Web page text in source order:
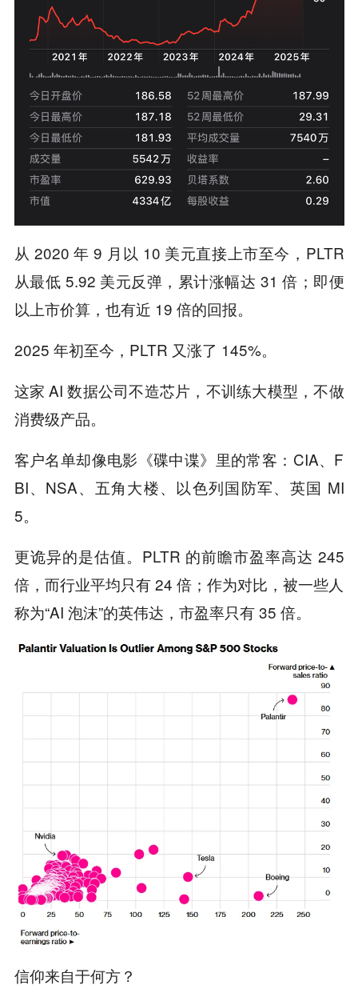
从 2020 年 9 月以 10 美元直接上市至今，PLTR
从最低 5.92 美元反弹，累计涨幅达 31 倍；即便
以上市价算，也有近 19 倍的回报。
2025 年初至今，PLTR 又涨了 145%。
这家 AI 数据公司不造芯片，不训练大模型，不做
消费级产品。
客户名单却像电影《碟中谍》里的常客：CIA、F
BI、NSA、五角大楼、以色列国防军、英国 MI
5。
更诡异的是估值。PLTR 的前瞻市盈率高达 245
倍，而行业平均只有 24 倍；作为对比，被一些人
称为“AI 泡沫”的英伟达，市盈率只有 35 倍。
信仰来自于何方？